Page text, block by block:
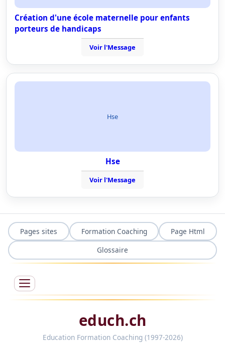
Création d'une école maternelle pour enfants
porteurs de handicaps
Voir l'Message
Hse
Hse
Voir l'Message
Pages sites Formation Coaching
Page Html
Glossaire
educh.ch
Education Formation Coaching (1997-2026)